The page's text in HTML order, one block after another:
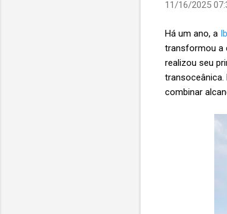
11/16/2025
Há um ano, a
transformou a
realizou seu
transoceânica.
combinar